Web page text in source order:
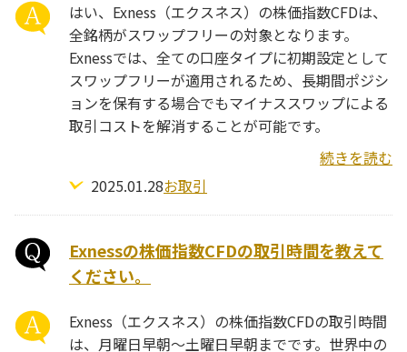
はい、Exness（エクスネス）の株価指数CFDは、
全銘柄がスワップフリーの対象となります。
Exnessでは、全ての口座タイプに初期設定として
スワップフリーが適用されるため、長期間ポジシ
ョンを保有する場合でもマイナススワップによる
取引コストを解消することが可能です。
続きを読む
2025.01.28お取引
Exnessの株価指数CFDの取引時間を教えて
ください。
Exness（エクスネス）の株価指数CFDの取引時間
は、月曜日早朝～土曜日早朝までです。世界中の